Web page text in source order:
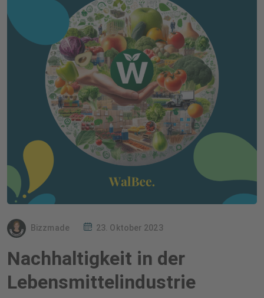
Bizzmade 23. Oktober 2023
Nachhaltigkeit in der
Lebensmittelindustrie